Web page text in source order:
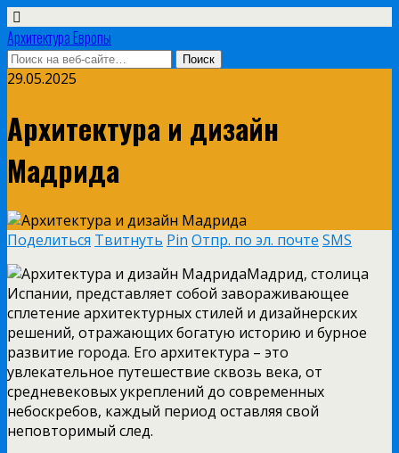
Архитектура Европы
29.05.2025
Архитектура и дизайн
Мадрида
Поделиться Твитнуть Pin Отпр. по эл. почте SMS
Мадрид, столица
Испании, представляет собой завораживающее
сплетение архитектурных стилей и дизайнерских
решений, отражающих богатую историю и бурное
развитие города. Его архитектура – это
увлекательное путешествие сквозь века, от
средневековых укреплений до современных
небоскребов, каждый период оставляя свой
неповторимый след.